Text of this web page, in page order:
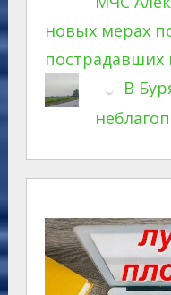
новых мерах
пострадавших
В